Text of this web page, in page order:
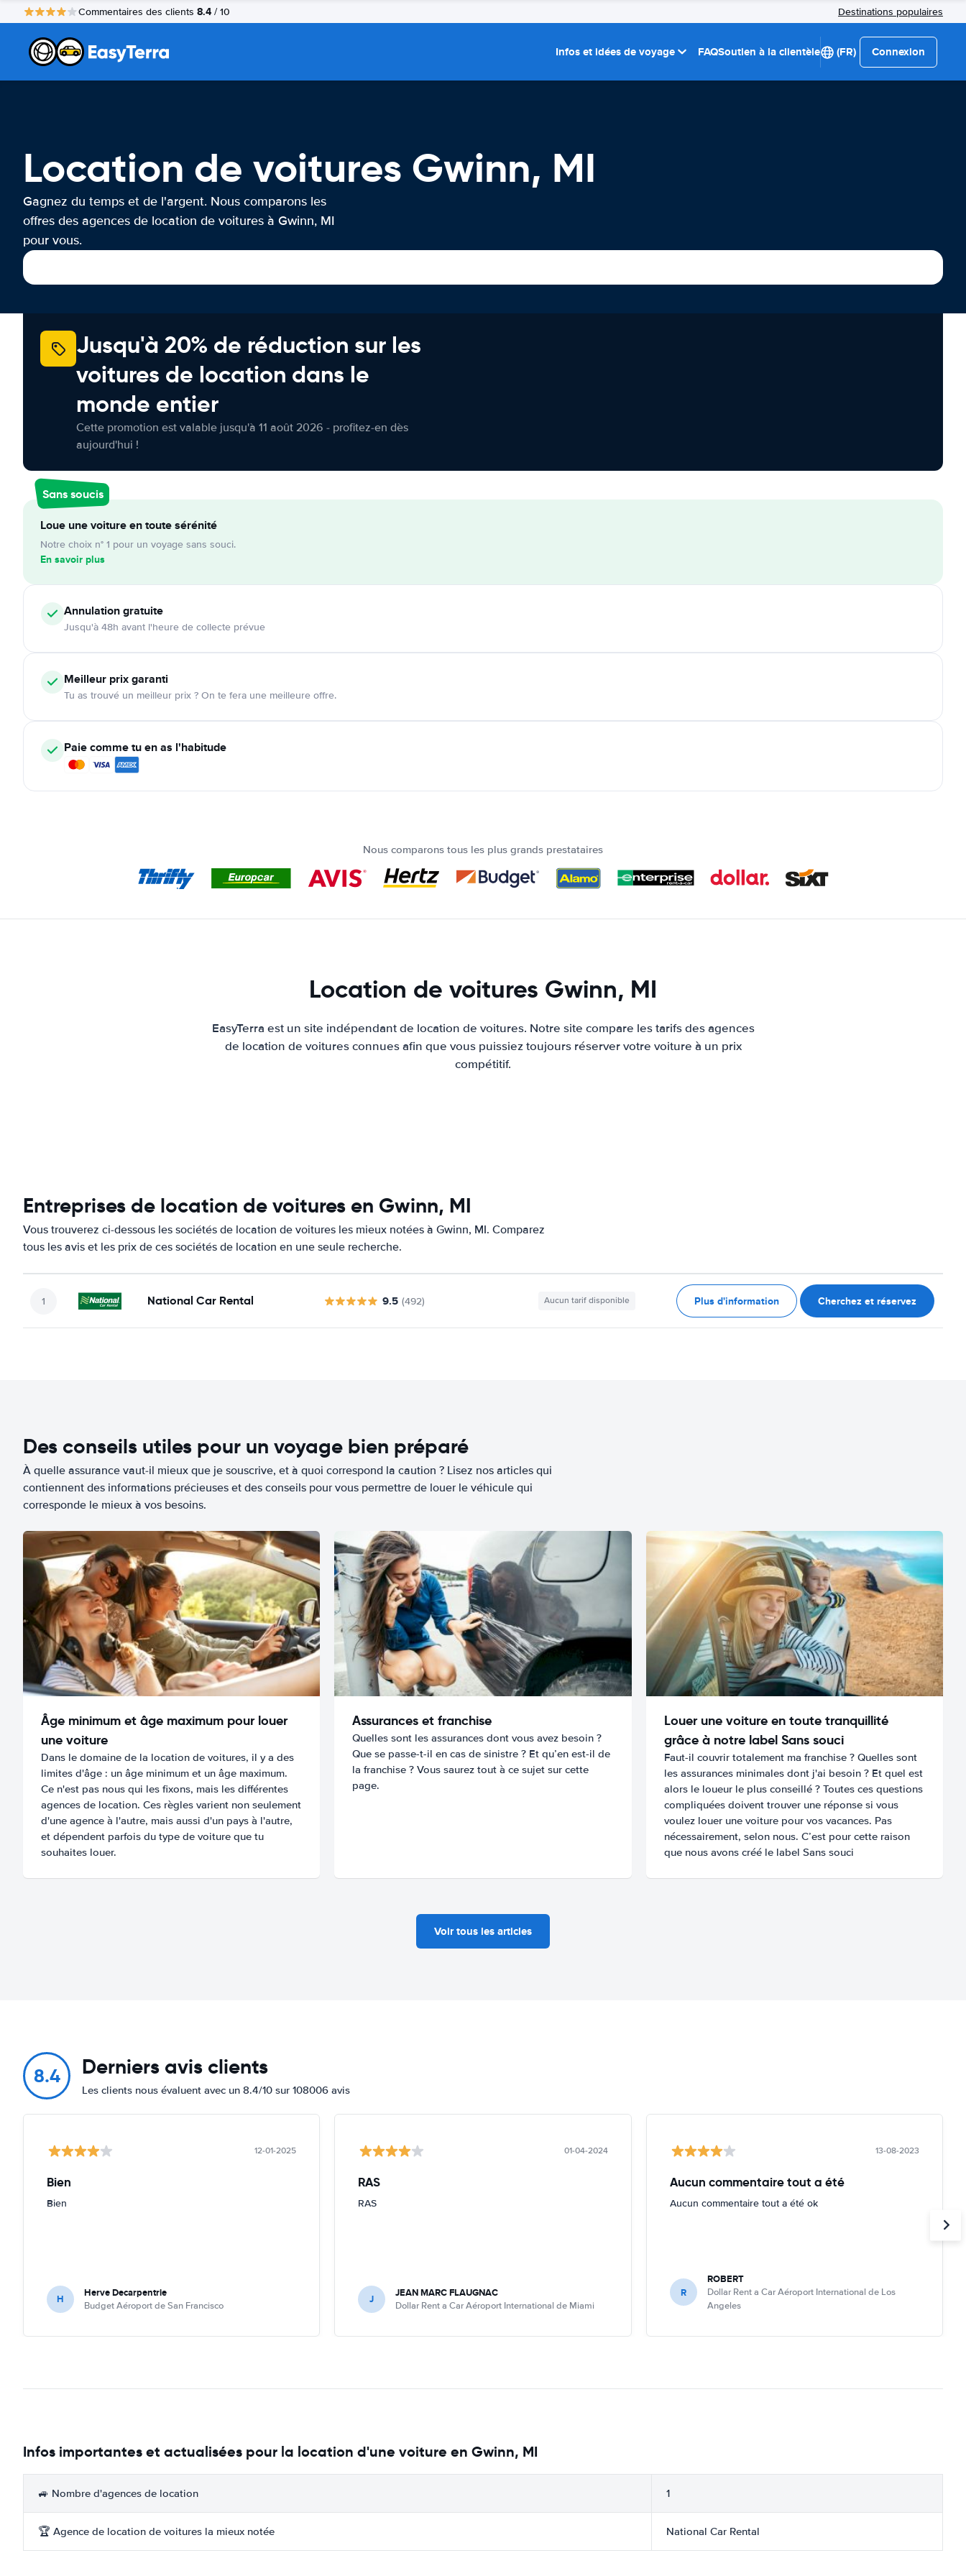
Commentaires des clients 8.4 / 10 Destinations populaires
Infos et idées de voyage FAQSoutien à la clientèle (FR) Connexion
Location de voitures Gwinn, MI
Gagnez du temps et de l'argent. Nous comparons les
offres des agences de location de voitures à Gwinn, MI
pour vous.
Jusqu'à 20% de réduction sur les
voitures de location dans le
monde entier
Cette promotion est valable jusqu'à 11 août 2026 - profitez-en dès
aujourd'hui !
Sans soucis
Loue une voiture en toute sérénité
Notre choix n° 1 pour un voyage sans souci.
En savoir plus
Annulationgratuite
Jusqu'à 48h avant l'heure de collecte prévue
Meilleur prix garanti
Tu as trouvé un meilleur prix ? On te fera une meilleure offre.
Paie comme tu en as l'habitude
Nous comparons tous les plus grands prestataires
Location de voitures Gwinn, MI
EasyTerra est un site indépendant de location de voitures. Notre site compare les tarifs des agences
de location de voitures connues afin que vous puissiez toujours réserver votre voiture à un prix
compétitif.
Entreprises de location de voitures en Gwinn, MI
Vous trouverez ci-dessous les sociétés de location de voitures les mieux notées à Gwinn, MI. Comparez
tous les avis et les prix de ces sociétés de location en une seule recherche.
National Car Rental 9.5 (492) Aucun tarif disponible Plus d'information Cherchez et réservez
Des conseils utiles pour un voyage bien préparé
À quelle assurance vaut-il mieux que je souscrive, et à quoi correspond la caution ? Lisez nos articles qui
contiennent des informations précieuses et des conseils pour vous permettre de louer le véhicule qui
corresponde le mieux à vos besoins.
Âge minimum et âge maximum pour louer
une voiture
Dans le domaine de la location de voitures, il y a des
limites d'âge : un âge minimum et un âge maximum.
Ce n'est pas nous qui les fixons, mais les différentes
agences de location. Ces règles varient non seulement
d'une agence à l'autre, mais aussi d'un pays à l'autre,
et dépendent parfois du type de voiture que tu
souhaites louer.
Assurances et franchise
Quelles sont les assurances dont vous avez besoin ?
Que se passe-t-il en cas de sinistre ? Et qu’en est-il de
la franchise ? Vous saurez tout à ce sujet sur cette
page.
Louer une voiture en toute tranquillité
grâce à notre label Sans souci
Faut-il couvrir totalement ma franchise ? Quelles sont
les assurances minimales dont j'ai besoin ? Et quel est
alors le loueur le plus conseillé ? Toutes ces questions
compliquées doivent trouver une réponse si vous
voulez louer une voiture pour vos vacances. Pas
nécessairement, selon nous. C’est pour cette raison
que nous avons créé le label Sans souci
Voir tous les articles
8.4 Derniers avis clients
Les clients nous évaluent avec un 8.4/10 sur 108006 avis
12-01-2025
Bien
Bien
H Herve Decarpentrie
Budget Aéroport de San Francisco
01-04-2024
RAS
RAS
J JEAN MARC FLAUGNAC
Dollar Rent a Car Aéroport International de Miami
13-08-2023
Aucun commentaire tout a été
Aucun commentaire tout a été ok
R
ROBERT
Dollar Rent a Car Aéroport International de Los
Angeles
Infos importantes et actualisées pour la location d'une voiture en Gwinn, MI
🚙 Nombre d'agences de location 1
🏆 Agence de location de voitures la mieux notée National Car Rental